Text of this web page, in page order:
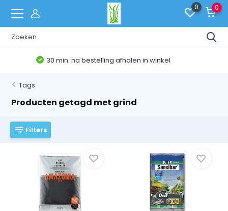
0 0
Belgische Webshop
Tags
Producten getagd met grind
Filters